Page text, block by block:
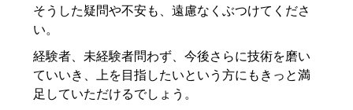
そうした疑問や不安も、遠慮なくぶつけてくださ
い。
経験者、未経験者問わず、今後さらに技術を磨い
ていいき、上を目指したいという方にもきっと満
足していただけるでしょう。